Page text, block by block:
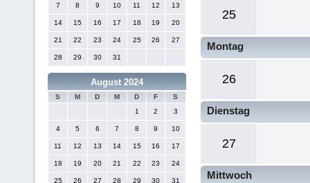
7 8 9 10 11 12 13
14 15 16 17 18 19 20
21 22 23 24 25 26 27
28 29 30 31
August 2024
S M D M D F
S
1
2 3
4 5 6 7 8 9 10
11 12 13 14 15 16 17
18 19 20 21 22 23 24
25 26 27 28 29 30 31
25
Montag
26
Dienstag
27
Mittwoch